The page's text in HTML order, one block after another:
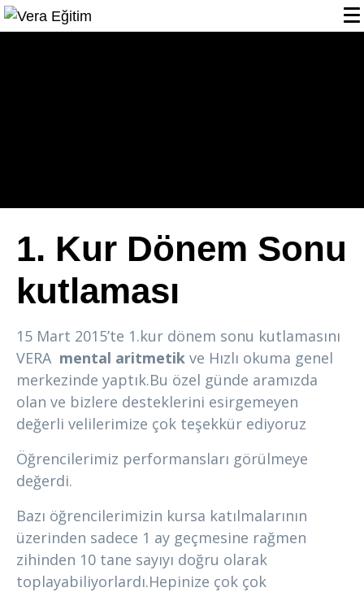
1. Kur Dönem Sonu
kutlaması
15 Mart 2015’te 1.kur dönem sonu kutlamasını
VERA mental aritmetik ve Hızlı okuma genel
merkezinde yaptık.Bu özel günde aramızda
olan ve bizlere desteklerini esirgemeyen
değerli velilerimize çok teşekkür ediyoruz
Öğrencilerimiz performansları görülmeye
değerdi.
Bazı öğrencilerimizin kursa katılmalarının
üzerinden sadece 1 ay geçmesine rağmen
zihinden 10 tane sayıyı doğru olarak
toplayabiliyorlardı.Hepinize çok çok